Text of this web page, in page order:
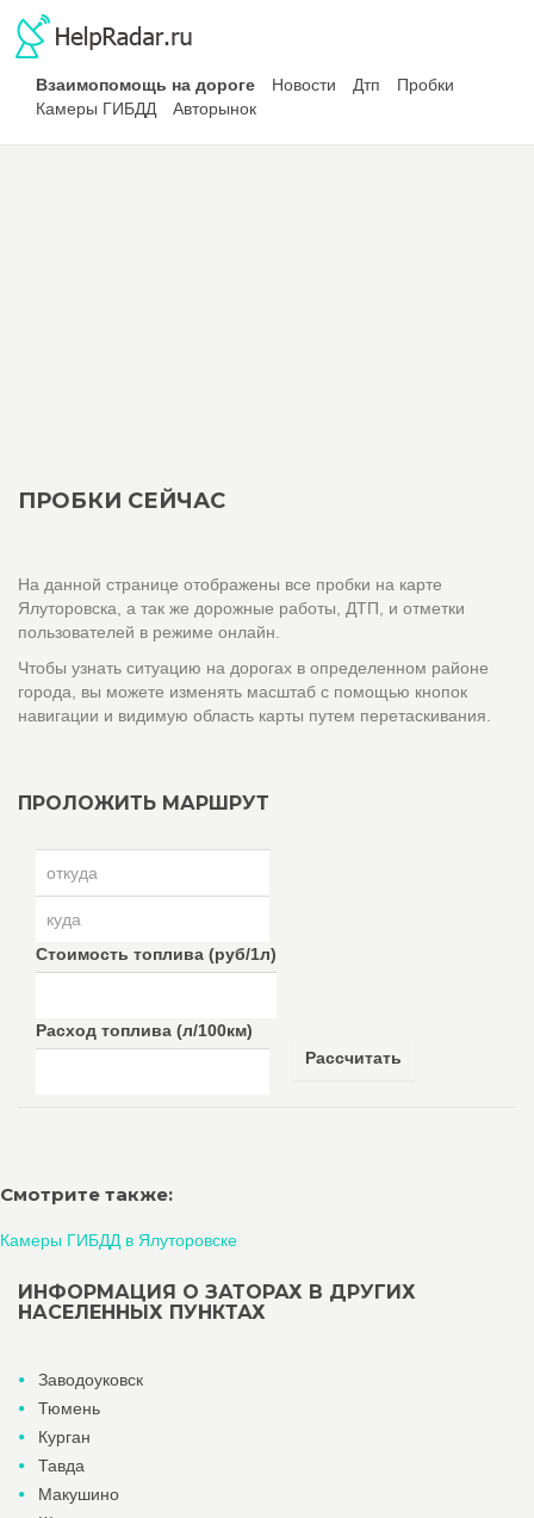
Взаимопомощь на дороге Новости Дтп
Пробки
Камеры ГИБДД
Авторынок
ПРОБКИ СЕЙЧАС
На данной странице отображены все пробки на карте
Ялуторовска, а так же дорожные работы, ДТП, и отметки
пользователей в режиме онлайн.
Чтобы узнать ситуацию на дорогах в определенном районе
города, вы можете изменять масштаб с помощью кнопок
навигации и видимую область карты путем перетаскивания.
ПРОЛОЖИТЬ МАРШРУТ
Стоимость топлива (руб/1л)
Расход топлива (л/100км)
Рассчитать
Смотрите также:
Камеры ГИБДД в Ялуторовске
ИНФОРМАЦИЯ О ЗАТОРАХ В ДРУГИХ
НАСЕЛЕННЫХ ПУНКТАХ
Заводоуковск
Тюмень
Курган
Тавда
Макушино